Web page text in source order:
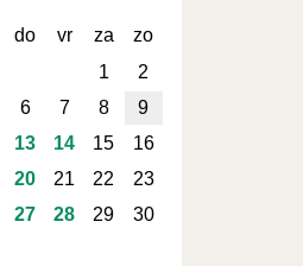
do vr za
zo
1
2
6 7 8
9
13 14 15
16
20 21 22
23
27 28 29
30